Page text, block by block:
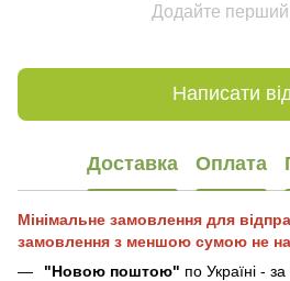
Додайте перший
Написати
Доставка Оплата
Мінімальне замовлення для
замовлення з меншою сумою не
"Новою поштою" по Україні -